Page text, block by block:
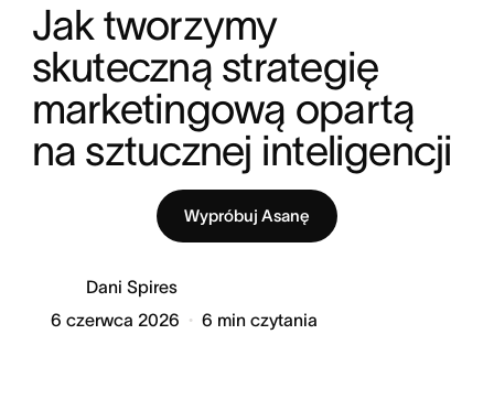
Jak tworzymy
skuteczną strategię
marketingową opartą
na sztucznej inteligencji
Wypróbuj Asanę
Dani Spires
6 czerwca 2026
6 min czytania